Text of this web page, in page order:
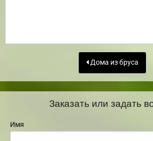
Дома из бруса
Заказать или задать
Имя